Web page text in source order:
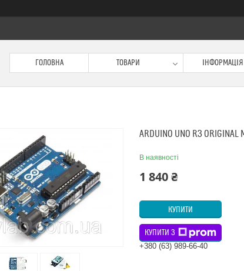
ГОЛОВНА ТОВАРИ ІНФОРМАЦІЯ
ARDUINO UNO R3 ORIGINAL
В наявності
1 840 ₴
КУПИТИ
КУПИТИ З
+380 (63) 989-66-40